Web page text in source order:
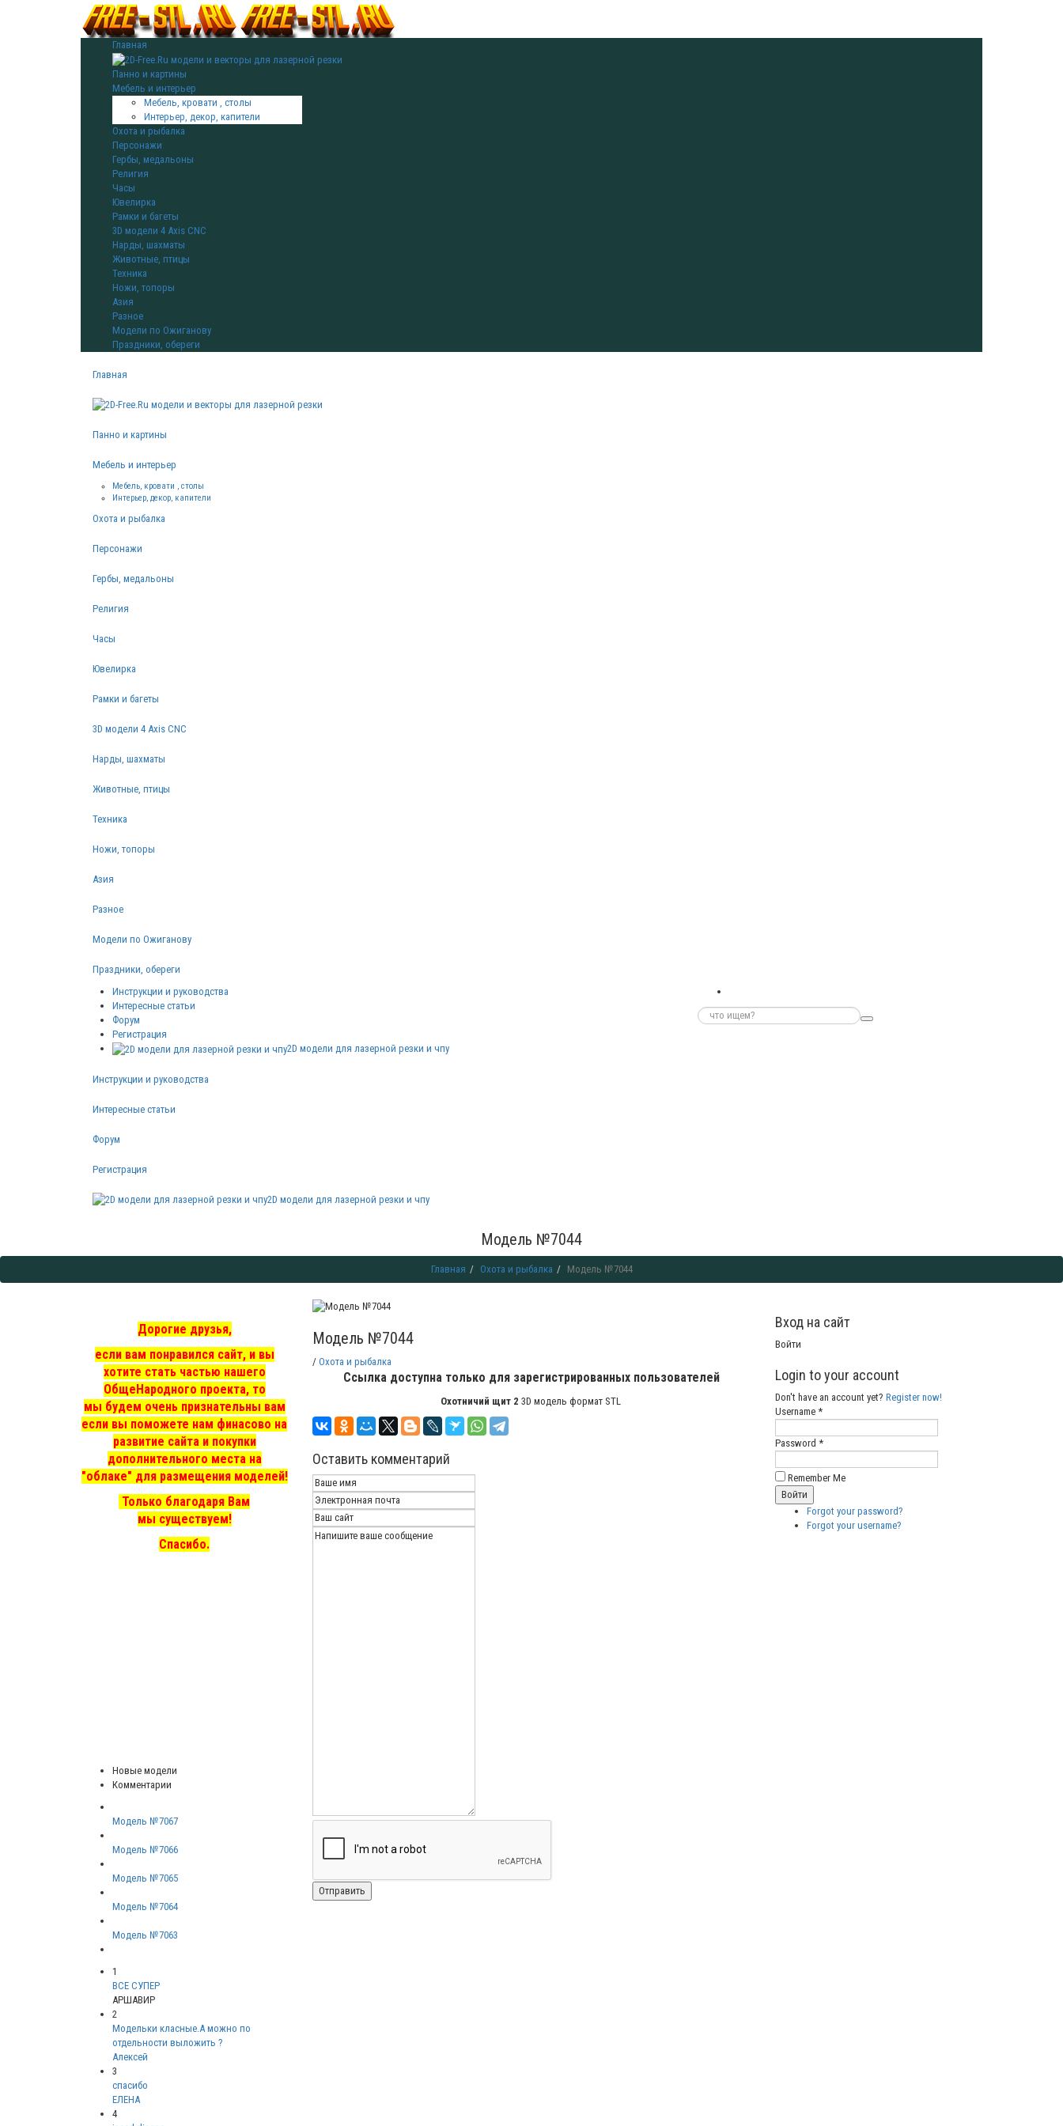
Главная
Панно и картины
Мебель и интерьер
Мебель, кровати , столы
Интерьер, декор, капители
Охота и рыбалка
Персонажи
Гербы, медальоны
Религия
Часы
Ювелирка
Рамки и багеты
3D модели 4 Axis CNC
Нарды, шахматы
Животные, птицы
Техника
Ножи, топоры
Азия
Разное
Модели по Ожиганову
Праздники, обереги
Главная
Панно и картины
Мебель и интерьер
Мебель, кровати , столы
Интерьер, декор, капители
Охота и рыбалка
Персонажи
Гербы, медальоны
Религия
Часы
Ювелирка
Рамки и багеты
3D модели 4 Axis CNC
Нарды, шахматы
Животные, птицы
Техника
Ножи, топоры
Азия
Разное
Модели по Ожиганову
Праздники, обереги
Инструкции и руководства
Интересные статьи
Форум
Регистрация
2D модели для лазерной резки и чпу
Инструкции и руководства
Интересные статьи
Форум
Регистрация
2D модели для лазерной резки и чпу
Модель №7044
Главная Охота и рыбалка Модель №7044
Дорогие друзья,
если вам понравился сайт, и вы
хотите стать частью нашего
ОбщеНародного проекта, то
мы будем очень признательны вам
если вы поможете нам финасово на
развитие сайта и покупки
дополнительного места на
"облаке" для размещения моделей!
Только благодаря Вам
мы существуем!
Спасибо.
Новые модели
Комментарии
Модель №7067
Модель №7066
Модель №7065
Модель №7064
Модель №7063
1
ВСЕ СУПЕР
АРШАВИР
2
Модельки класные.А можно по
отдельности выложить ?
Алексей
3
спасибо
ЕЛЕНА
4
Модель №7044
/ Охота и рыбалка
Ссылка доступна только для зарегистрированных пользователей
Охотничий щит 2 3D модель формат STL
Оставить комментарий
Вход на сайт
Войти
Login to your account
Don't have an account yet? Register now!
Username *
Password *
Remember Me
Forgot your password?
Forgot your username?